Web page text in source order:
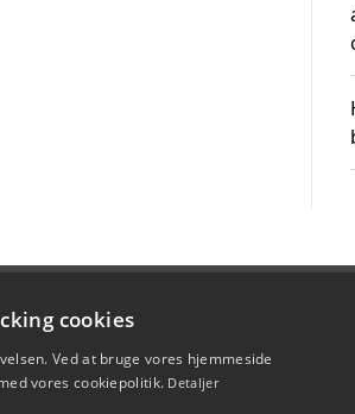
cookies
Ved at bruge vores hjemmeside
vores cookiepolitik. Detaljer